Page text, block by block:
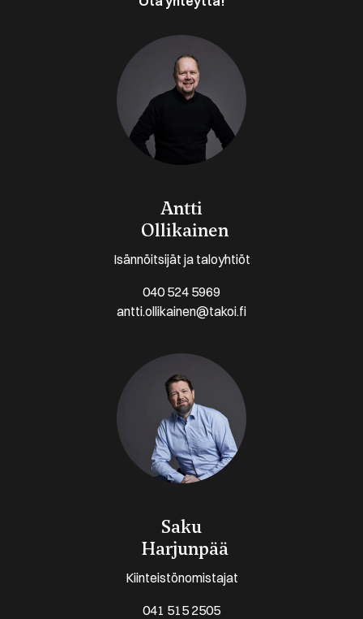
Antti
Ollikainen
Isännöitsijät ja taloyhtiöt
040 524 5969
antti.ollikainen@takoi.fi
Saku
Harjunpää
Kiinteistönomistajat
041 515 2505